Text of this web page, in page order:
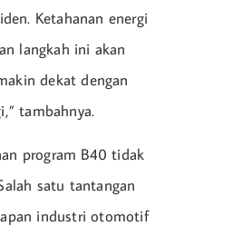
Ketahanan energi
langkah ini akan
dekat dengan
tambahnya.
program B40 tidak
satu tantangan
industri otomotif